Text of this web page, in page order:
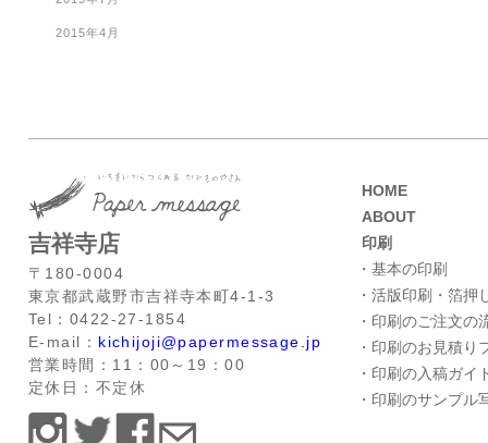
2015年4月
吉祥寺店
〒180-0004
東京都武蔵野市吉祥寺本町4-1-3
Tel：0422-27-1854
E-mail： kichijoji@papermessage.jp
営業時間：11：00～19：00
定休日：不定休
HOME
ABOUT
印刷
・基本の印刷
・活版印刷・箔押
・印刷のご注文の
・印刷のお見積り
・印刷の入稿ガイ
・印刷のサンプル